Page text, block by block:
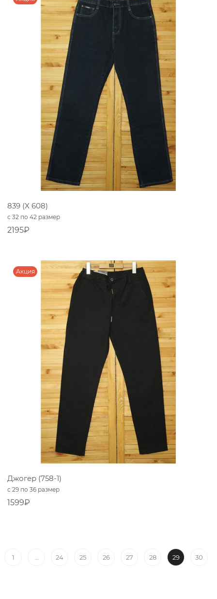
839 (X 608)
с 32 по 42 размер
2195₽
Джогер (758-1)
с 29 по 36 размер
1599₽
1 24 25 26 27 28 29 30